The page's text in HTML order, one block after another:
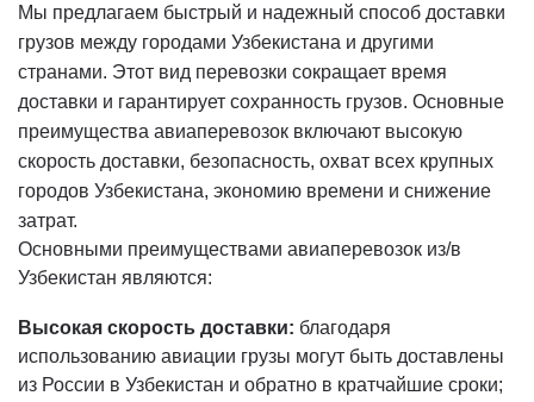
из/в Казахстан
Авиаперевозки
из/в
Таджикистан
Авиаперевозки
из/в
Кыргызстан
из/в Грузию
из/в
Авиаперевозка
Колеса
Экспресс-доставка
Курьерская доставка
Ценный груз
Продукты питания и
Цветы
Медикаменты
Вакцины
Мы предлагаем быстрый и надежный способ доставки
грузов между городами Узбекистана и другими
странами. Этот вид перевозки сокращает время
доставки и гарантирует сохранность грузов. Основные
преимущества авиаперевозок включают высокую
скорость доставки, безопасность, охват всех крупных
городов Узбекистана, экономию времени и снижение
затрат.
Основными преимуществами авиаперевозок из/в
Узбекистан являются:
Высокая скорость доставки: благодаря
использованию авиации грузы могут быть доставлены
из России в Узбекистан и обратно в кратчайшие сроки;